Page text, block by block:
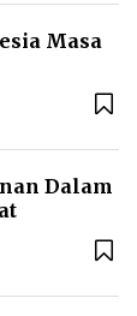
Masa
Dalam